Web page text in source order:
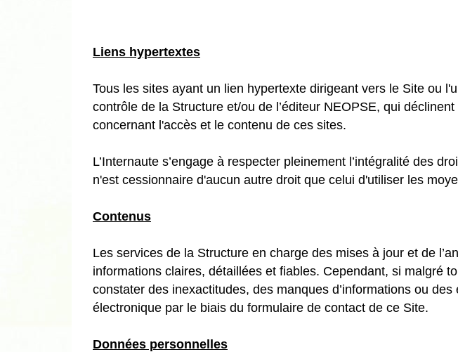
Liens hypertextes
Tous les sites ayant un lien hypertexte dirigeant vers le Site ou
contrôle de la Structure et/ou de l’éditeur NEOPSE, qui
concernant l'accès et le contenu de ces sites.
L’Internaute s’engage à respecter pleinement l’intégralité des
n'est cessionnaire d'aucun autre droit que celui d'utiliser les
Contenus
Les services de la Structure en charge des mises à jour et de
informations claires, détaillées et fiables. Cependant, si malgré
constater des inexactitudes, des manques d’informations ou
électronique par le biais du formulaire de contact de ce Site.
Données personnelles